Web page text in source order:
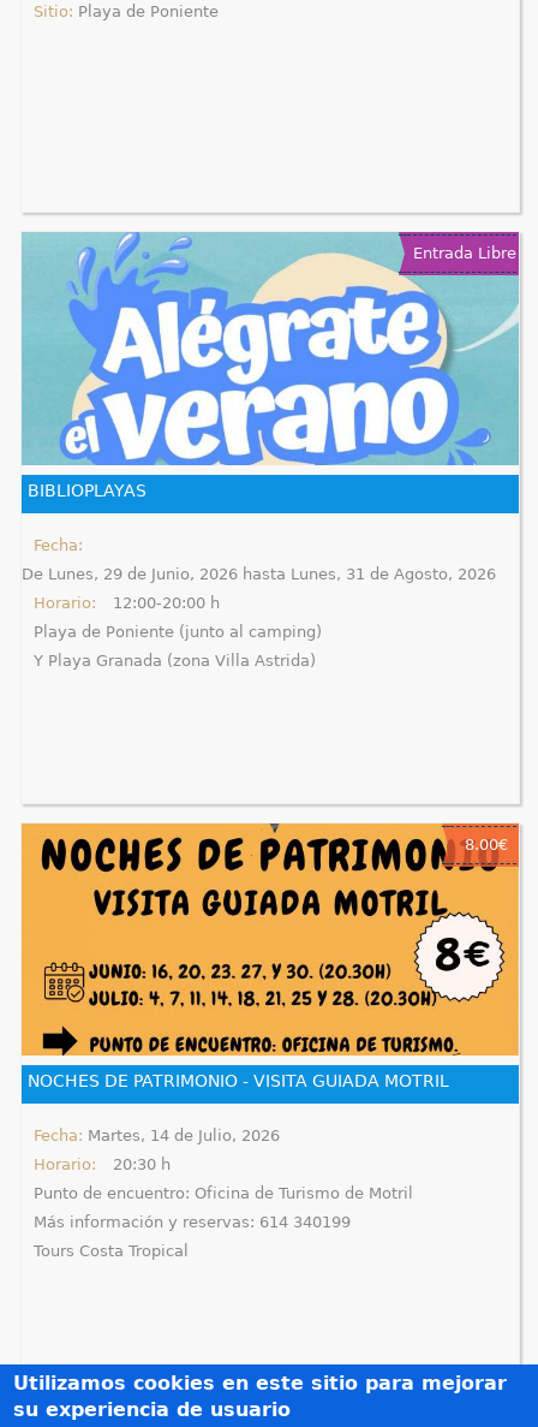
Sitio: Playa de Poniente
Entrada Libre
BIBLIOPLAYAS
Fecha:
De Lunes, 29 de Junio, 2026hasta Lunes, 31 de Agosto, 2026
Horario:
12:00-20:00 h
Playa de Poniente (junto al camping)
Y Playa Granada (zona Villa Astrida)
8.00€
NOCHES DE PATRIMONIO - VISITA GUIADA MOTRIL
Fecha: Martes, 14 de Julio, 2026
Horario:
20:30 h
Punto de encuentro: Oficina de Turismo de Motril
Más información y reservas: 614 340199
Tours Costa Tropical
Utilizamos cookies en este sitio para mejorar
su experiencia de usuario